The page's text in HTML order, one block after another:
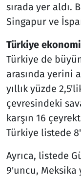
sırada yer aldı.
Singapur ve
Türkiye
Türkiye de
arasında yerini
yıllık yüzde
çevresindeki
karşın 16
Türkiye listede
Ayrıca, listede
9'uncu, Meksika